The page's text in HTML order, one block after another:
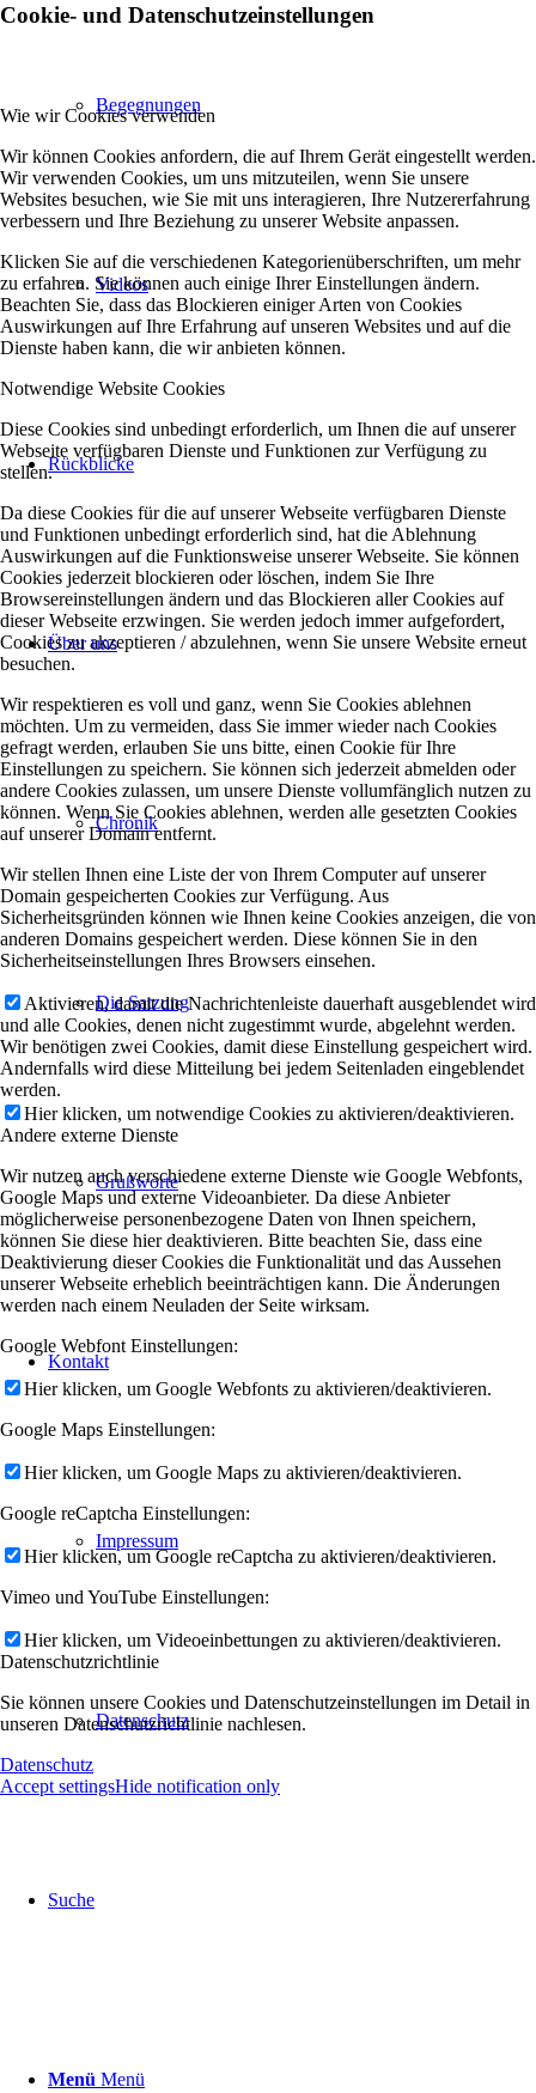
Begegnungen
Videos
Rückblicke
Über uns
Chronik
Die Satzung
Grußworte
Kontakt
Impressum
Datenschutz
Suche
Menü Menü
Cookie- und Datenschutzeinstellungen
Wie wir Cookies verwenden
Wir können Cookies anfordern, die auf Ihrem Gerät eingestellt werden.
Wir verwenden Cookies, um uns mitzuteilen, wenn Sie unsere
Websites besuchen, wie Sie mit uns interagieren, Ihre Nutzererfahrung
verbessern und Ihre Beziehung zu unserer Website anpassen.
Klicken Sie auf die verschiedenen Kategorienüberschriften, um mehr
zu erfahren. Sie können auch einige Ihrer Einstellungen ändern.
Beachten Sie, dass das Blockieren einiger Arten von Cookies
Auswirkungen auf Ihre Erfahrung auf unseren Websites und auf die
Dienste haben kann, die wir anbieten können.
Notwendige Website Cookies
Diese Cookies sind unbedingt erforderlich, um Ihnen die auf unserer
Webseite verfügbaren Dienste und Funktionen zur Verfügung zu
stellen.
Da diese Cookies für die auf unserer Webseite verfügbaren Dienste
und Funktionen unbedingt erforderlich sind, hat die Ablehnung
Auswirkungen auf die Funktionsweise unserer Webseite. Sie können
Cookies jederzeit blockieren oder löschen, indem Sie Ihre
Browsereinstellungen ändern und das Blockieren aller Cookies auf
dieser Webseite erzwingen. Sie werden jedoch immer aufgefordert,
Cookies zu akzeptieren / abzulehnen, wenn Sie unsere Website erneut
besuchen.
Wir respektieren es voll und ganz, wenn Sie Cookies ablehnen
möchten. Um zu vermeiden, dass Sie immer wieder nach Cookies
gefragt werden, erlauben Sie uns bitte, einen Cookie für Ihre
Einstellungen zu speichern. Sie können sich jederzeit abmelden oder
andere Cookies zulassen, um unsere Dienste vollumfänglich nutzen zu
können. Wenn Sie Cookies ablehnen, werden alle gesetzten Cookies
auf unserer Domain entfernt.
Wir stellen Ihnen eine Liste der von Ihrem Computer auf unserer
Domain gespeicherten Cookies zur Verfügung. Aus
Sicherheitsgründen können wie Ihnen keine Cookies anzeigen, die von
anderen Domains gespeichert werden. Diese können Sie in den
Sicherheitseinstellungen Ihres Browsers einsehen.
Aktivieren, damit die Nachrichtenleiste dauerhaft ausgeblendet wird
und alle Cookies, denen nicht zugestimmt wurde, abgelehnt werden.
Wir benötigen zwei Cookies, damit diese Einstellung gespeichert wird.
Andernfalls wird diese Mitteilung bei jedem Seitenladen eingeblendet
werden.
Hier klicken, um notwendige Cookies zu aktivieren/deaktivieren.
Andere externe Dienste
Wir nutzen auch verschiedene externe Dienste wie Google Webfonts,
Google Maps und externe Videoanbieter. Da diese Anbieter
möglicherweise personenbezogene Daten von Ihnen speichern,
können Sie diese hier deaktivieren. Bitte beachten Sie, dass eine
Deaktivierung dieser Cookies die Funktionalität und das Aussehen
unserer Webseite erheblich beeinträchtigen kann. Die Änderungen
werden nach einem Neuladen der Seite wirksam.
Google Webfont Einstellungen:
Hier klicken, um Google Webfonts zu aktivieren/deaktivieren.
Google Maps Einstellungen:
Hier klicken, um Google Maps zu aktivieren/deaktivieren.
Google reCaptcha Einstellungen:
Hier klicken, um Google reCaptcha zu aktivieren/deaktivieren.
Vimeo und YouTube Einstellungen:
Hier klicken, um Videoeinbettungen zu aktivieren/deaktivieren.
Datenschutzrichtlinie
Sie können unsere Cookies und Datenschutzeinstellungen im Detail in
unseren Datenschutzrichtlinie nachlesen.
Datenschutz
Accept settingsHide notification only